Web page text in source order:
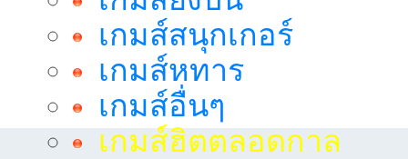
เกมส์สนุกเกอร์
เกมส์หทาร
เกมส์อื่นๆ
เกมส์ฮิตตลอดกาล